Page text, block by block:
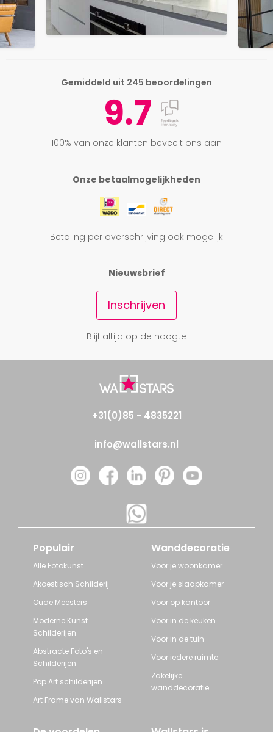
Onze betaalmogelijkheden
Betaling per overschrijving ook mogelijk
Gemiddeld uit 245 beoordelingen
9.7
100% van onze klanten beveelt ons aan
Nieuwsbrief
Inschrijven
Blijf altijd op de hoogte
+31(0)85 - 4835221
info@wallstars.nl
Populair
Alle Fotokunst
Akoestisch Schilderij
Oude Meesters
Moderne Kunst
Schilderijen
Abstracte Foto's en
Schilderijen
Pop Art schilderijen
Art Frame van Wallstars
Wanddecoratie
Voor je woonkamer
Voor je slaapkamer
Voor op kantoor
Voor in de keuken
Voor in de tuin
Voor iedere ruimte
Zakelijke
wanddecoratie